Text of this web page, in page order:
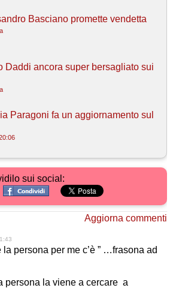
Basciano promette vendetta
Daddi ancora super bersagliato sui
Paragoni fa un aggiornamento sul
sui social:
Aggiorna commenti
la persona per me c’è ” …frasona ad
persona la viene a cercare a